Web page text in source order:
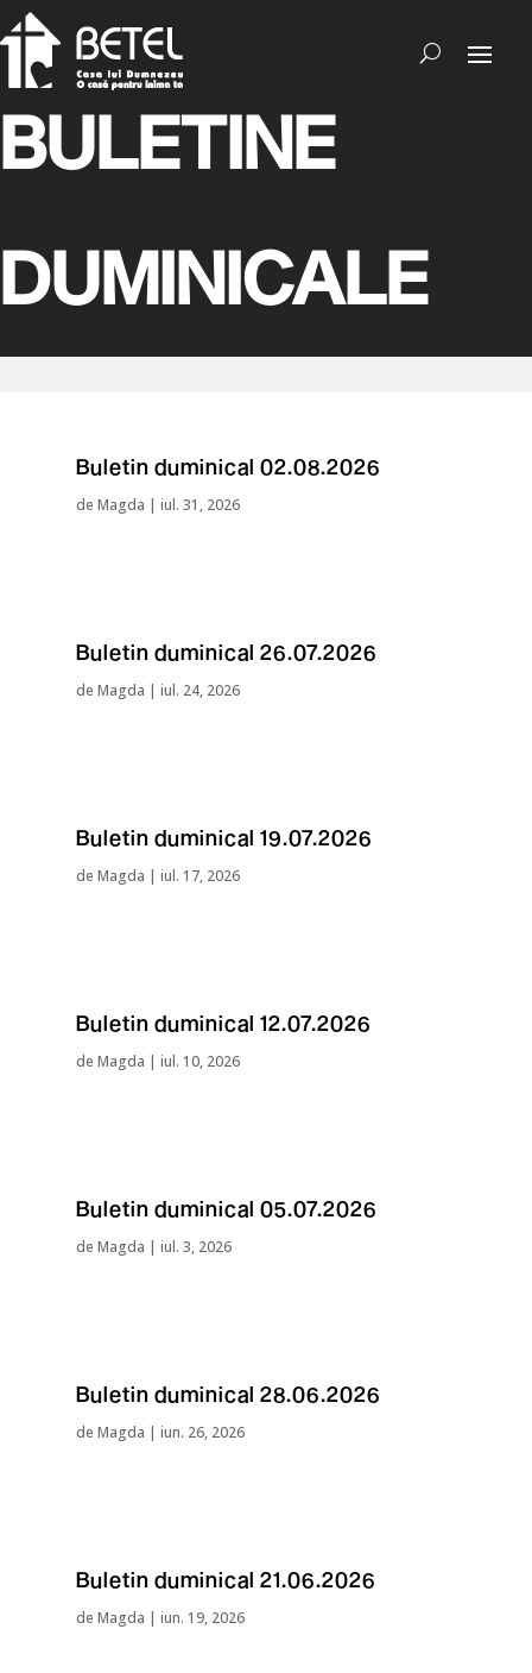
BULETINE
DUMINICALE
Buletin duminical 02.08.2026
de Magda | iul. 31, 2026
Buletin duminical 26.07.2026
de Magda | iul. 24, 2026
Buletin duminical 19.07.2026
de Magda | iul. 17, 2026
Buletin duminical 12.07.2026
de Magda | iul. 10, 2026
Buletin duminical 05.07.2026
de Magda | iul. 3, 2026
Buletin duminical 28.06.2026
de Magda | iun. 26, 2026
Buletin duminical 21.06.2026
de Magda | iun. 19, 2026